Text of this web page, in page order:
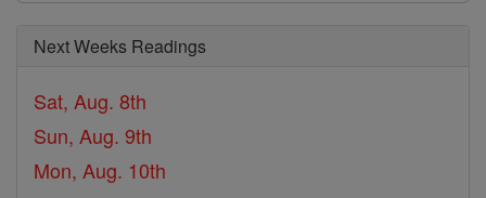
Next Weeks Readings
Sat, Aug. 8th
Sun, Aug. 9th
Mon, Aug. 10th